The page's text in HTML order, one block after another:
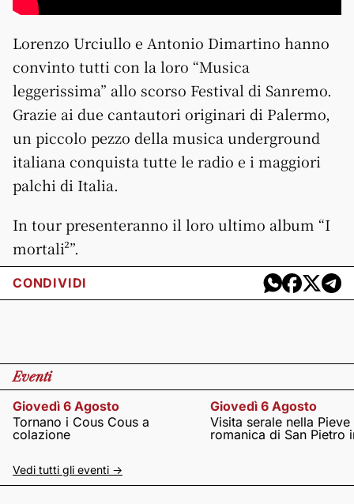
Lorenzo Urciullo e Antonio Dimartino hanno
convinto tutti con la loro “Musica
leggerissima” allo scorso Festival di Sanremo.
Grazie ai due cantautori originari di Palermo,
un piccolo pezzo della musica underground
italiana conquista tutte le radio e i maggiori
palchi di Italia.
In tour presenteranno il loro ultimo album “I
mortali²”.
CONDIVIDI
Eventi
Giovedì 6 Agosto
Tornano i Cous Cous a
colazione
Giovedì 6 Agosto
Visita serale nella Pieve
romanica di San Pietro
Vedi tutti gli eventi ->